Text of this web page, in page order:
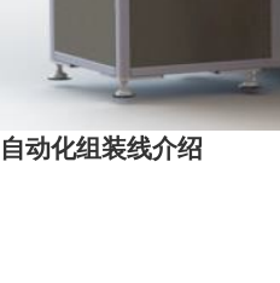
自动化组装线介绍